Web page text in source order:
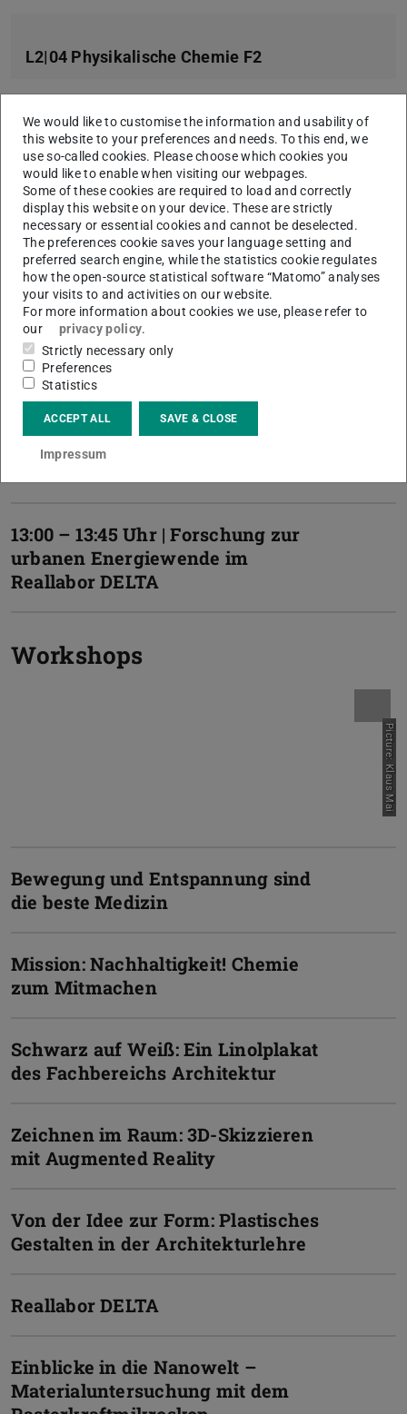
L2|04 Physikalische Chemie F2
14:00 – 14:30 Uhr | CO2 – vom
Klimakiller zur wertvollen
Ressource
15:00 – 15:30 Uhr | Dinosaurier aus
Plastik oder Plastik aus
Dinosauriern? – Die Rolle der
Chemie auf dem Weg zu einer
nachhaltigen Kreislaufwirtschaft
DELTA Forum
13:00 – 13:45 Uhr | Forschung zur
urbanen Energiewende im
Reallabor DELTA
Workshops
Picture: Klaus Mai
Bewegung und Entspannung sind
die beste Medizin
Mission: Nachhaltigkeit! Chemie
zum Mitmachen
Schwarz auf Weiß: Ein Linolplakat
des Fachbereichs Architektur
Zeichnen im Raum: 3D-Skizzieren
mit Augmented Reality
Von der Idee zur Form: Plastisches
Gestalten in der Architekturlehre
Reallabor DELTA
Einblicke in die Nanowelt –
Materialuntersuchung mit dem
We would like to customise the information and usability of
this website to your preferences and needs. To this end, we
use so-called cookies. Please choose which cookies you
would like to enable when visiting our webpages.
Some of these cookies are required to load and correctly
display this website on your device. These are strictly
necessary or essential cookies and cannot be deselected.
The preferences cookie saves your language setting and
preferred search engine, while the statistics cookie regulates
how the open-source statistical software “Matomo” analyses
your visits to and activities on our website.
For more information about cookies we use, please refer to
our
privacy policy.
Strictly necessary only
Preferences
Statistics
ACCEPT ALL SAVE & CLOSE
Impressum